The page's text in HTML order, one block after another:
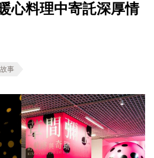
心料理中寄託深厚情
事